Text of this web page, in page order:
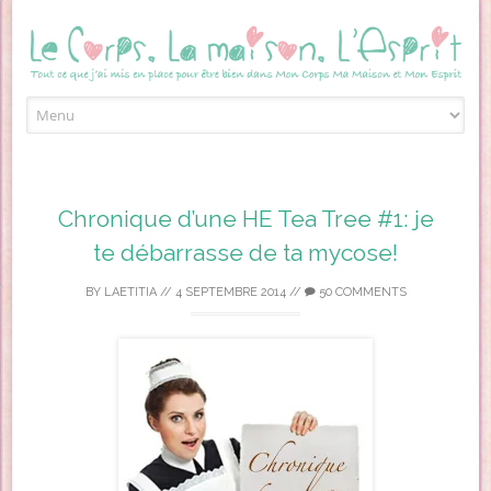
Chronique d’une HE Tea Tree #1: je
te débarrasse de ta mycose!
BY LAETITIA// 4 SEPTEMBRE 2014 // 50 COMMENTS